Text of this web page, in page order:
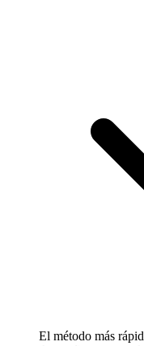
El método más